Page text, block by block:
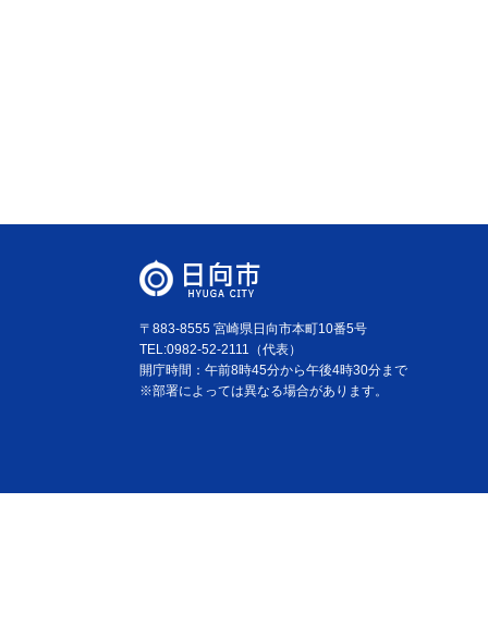
〒883-8555 宮崎県日向市本町10番5号
TEL:0982-52-2111（代表）
開庁時間：午前8時45分から午後4時30分まで
※部署によっては異なる場合があります。